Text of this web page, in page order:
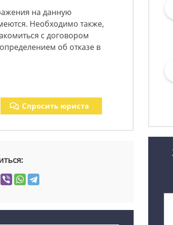
на данную
Необходимо также,
с договором
об отказе в
Спросить юриста